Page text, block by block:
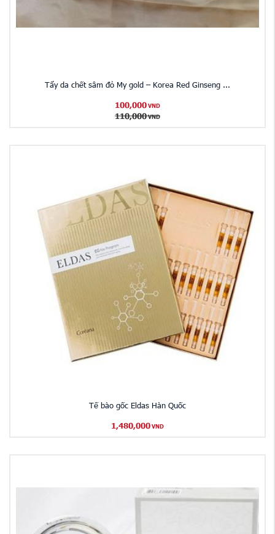
Tẩy da chết sâm đỏ My gold – Korea Red Ginseng ...
100,000 VND
110,000 VND
Tế bào gốc Eldas Hàn Quốc
1,480,000 VND